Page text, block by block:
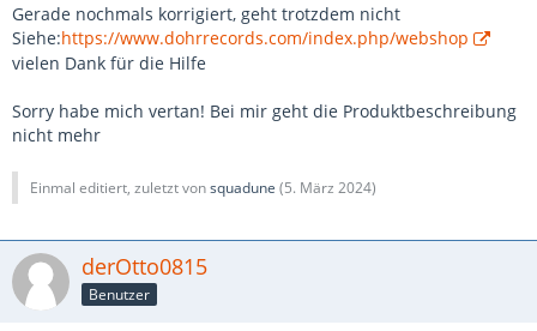
Gerade nochmals korrigiert, geht trotzdem nicht
Siehe:https://www.dohrrecords.com/index.php/webshop
vielen Dank für die Hilfe
Sorry habe mich vertan! Bei mir geht die Produktbeschreibung
nicht mehr
Einmal editiert, zuletzt vonsquadune (5. März 2024)
derOtto0815
Benutzer